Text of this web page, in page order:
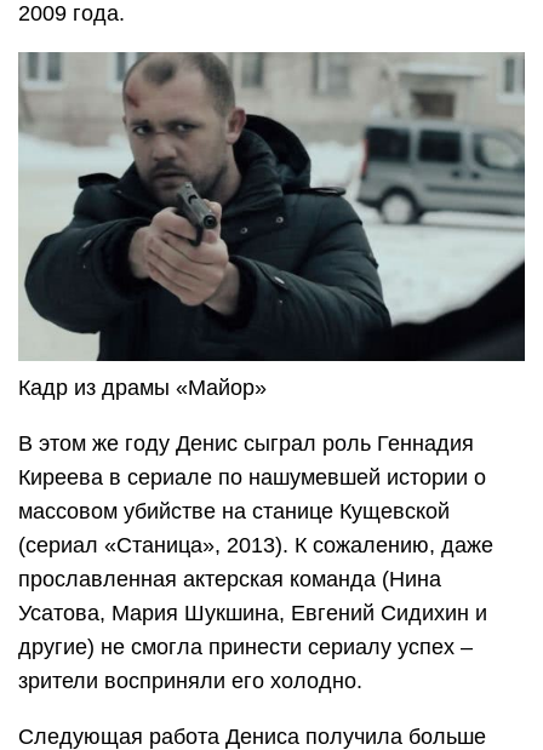
2009 года.
Кадр из драмы «Майор»
В этом же году Денис сыграл роль Геннадия
Киреева в сериале по нашумевшей истории о
массовом убийстве на станице Кущевской
(сериал «Станица», 2013). К сожалению, даже
прославленная актерская команда (Нина
Усатова, Мария Шукшина, Евгений Сидихин и
другие) не смогла принести сериалу успех –
зрители восприняли его холодно.
Следующая работа Дениса получила больше